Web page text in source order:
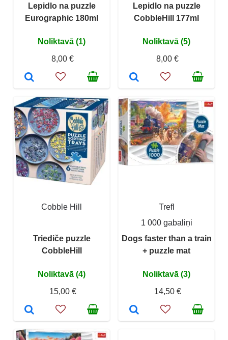
Lepidlo na puzzle
Eurographic 180ml
Noliktavā (1)
8,00 €
Lepidlo na puzzle
CobbleHill 177ml
Noliktavā (5)
8,00 €
Cobble Hill
Triediče puzzle
CobbleHill
Noliktavā (4)
15,00 €
Trefl
1 000 gabaliņi
Dogs faster than a train
+ puzzle mat
Noliktavā (3)
14,50 €